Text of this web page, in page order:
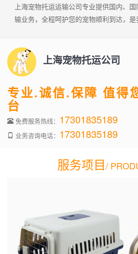
上海宠物托运运输公司专业提供国内、
输业务，全程呵护您的宠物顺利到达，是
上海宠物托运公司
专业.诚信.保障 值得
台
免费服务热线： 17301835189
业务咨询电话： 17301835189
服务项目/